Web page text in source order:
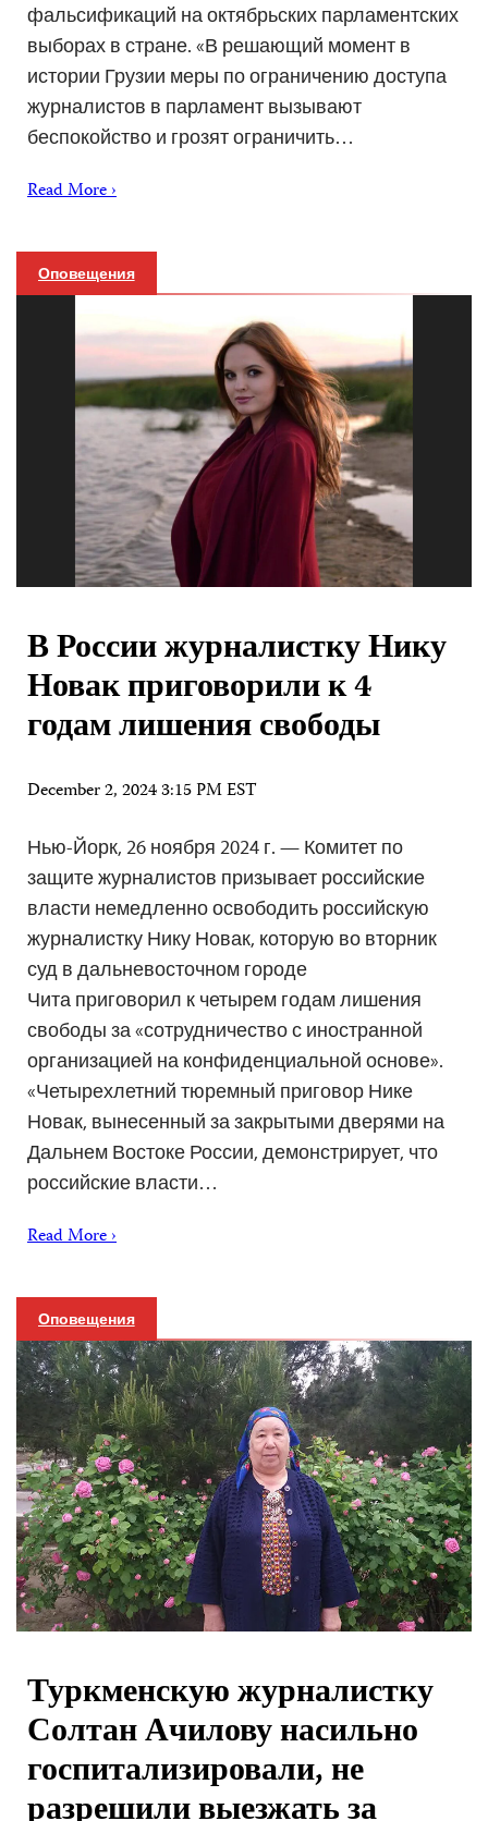
фальсификаций на октябрьских парламентских
выборах в стране. «В решающий момент в
истории Грузии меры по ограничению доступа
журналистов в парламент вызывают
беспокойство и грозят ограничить…
Read More ›
Оповещения
В России журналистку Нику
Новак приговорили к 4
годам лишения свободы
December 2, 2024 3:15 PM EST
Нью-Йорк, 26 ноября 2024 г. — Комитет по
защите журналистов призывает российские
власти немедленно освободить российскую
журналистку Нику Новак, которую во вторник
суд в дальневосточном городе
Чита приговорил к четырем годам лишения
свободы за «сотрудничество с иностранной
организацией на конфиденциальной основе».
«Четырехлетний тюремный приговор Нике
Новак, вынесенный за закрытыми дверями на
Дальнем Востоке России, демонстрирует, что
российские власти…
Read More ›
Оповещения
Туркменскую журналистку
Солтан Ачилову насильно
госпитализировали, не